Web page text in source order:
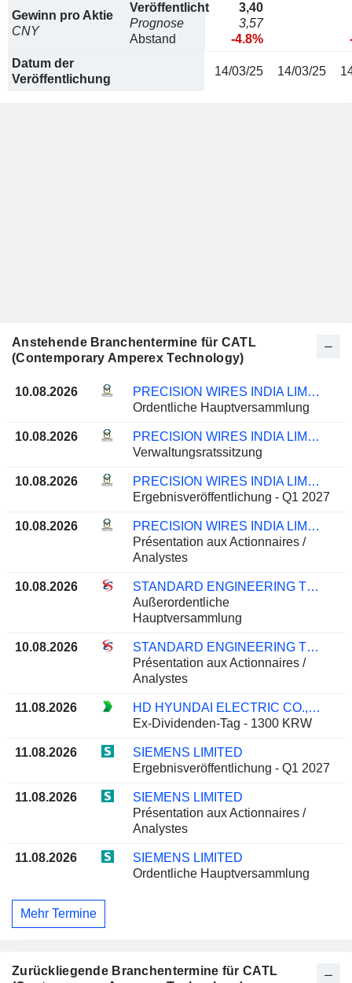
Gewinn pro Aktie
CNY
Veröffentlicht
Prognose
Abstand
3,40
3,57
-4.8%
Datum der
Veröffentlichung
14/03/25 14/03/25
Anstehende Branchentermine für CATL
(Contemporary Amperex Technology)
10.08.2026
PRECISION WIRES INDIA LIMITED
Ordentliche Hauptversammlung
10.08.2026
PRECISION WIRES INDIA LIMITED
Verwaltungsratssitzung
10.08.2026
PRECISION WIRES INDIA LIMITED
Ergebnisveröffentlichung - Q1 2027
10.08.2026
PRECISION WIRES INDIA LIMITED
Présentation aux Actionnaires /
Analystes
10.08.2026
STANDARD ENGINEERING TECHNOLOGY LIMITED
Außerordentliche
Hauptversammlung
10.08.2026
STANDARD ENGINEERING TECHNOLOGY LIMITED
Présentation aux Actionnaires /
Analystes
11.08.2026
HD HYUNDAI ELECTRIC CO., LTD.
Ex-Dividenden-Tag - 1300 KRW
11.08.2026
SIEMENS LIMITED
Ergebnisveröffentlichung - Q1 2027
11.08.2026
SIEMENS LIMITED
Présentation aux Actionnaires /
Analystes
11.08.2026
SIEMENS LIMITED
Ordentliche Hauptversammlung
Mehr Termine
Zurückliegende Branchentermine für CATL